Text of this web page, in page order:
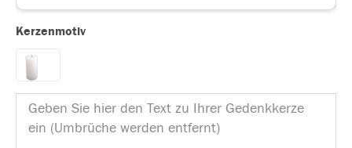
Kerzenmotiv